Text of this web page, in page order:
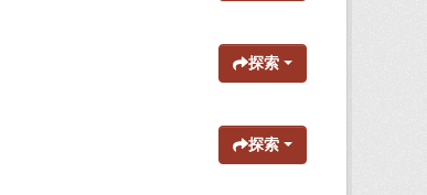
探索
探索